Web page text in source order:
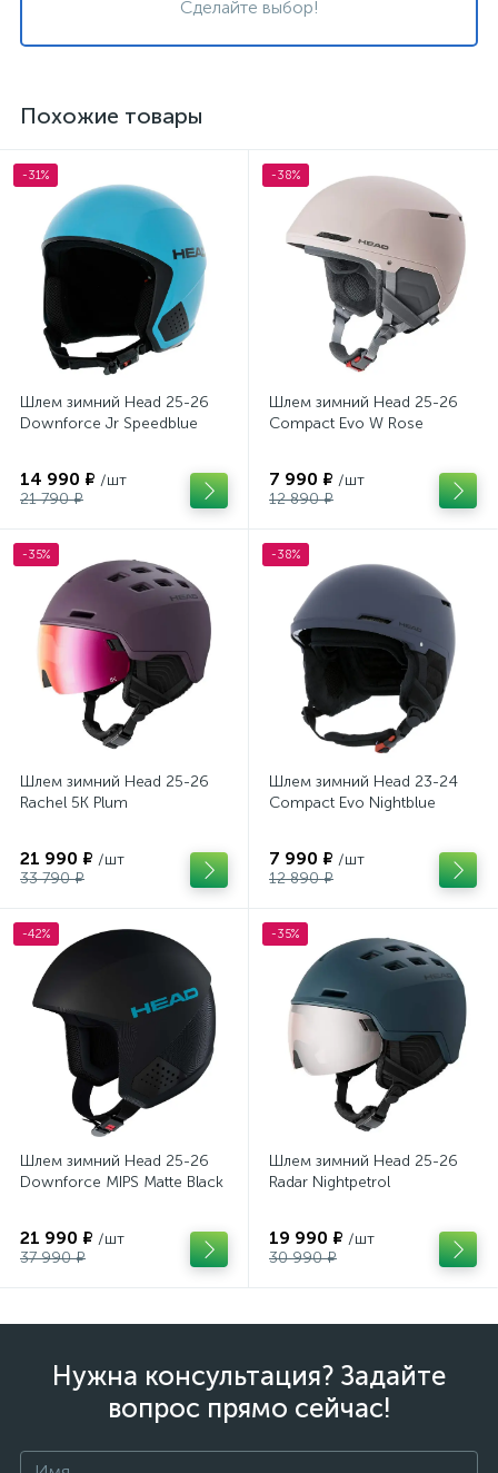
Сделайте выбор!
Похожие товары
-31%
Шлем зимний Head 25-26
Downforce Jr Speedblue
14 990 ₽ /шт
21 790 ₽
-38%
Шлем зимний Head 25-26
Compact Evo W Rose
7 990 ₽ /шт
12 890 ₽
-35%
Шлем зимний Head 25-26
Rachel 5K Plum
21 990 ₽ /шт
33 790 ₽
-38%
Шлем зимний Head 23-24
Compact Evo Nightblue
7 990 ₽ /шт
12 890 ₽
-42%
Шлем зимний Head 25-26
Downforce MIPS Matte Black
21 990 ₽ /шт
37 990 ₽
-35%
Шлем зимний Head 25-26
Radar Nightpetrol
19 990 ₽ /шт
30 990 ₽
Нужна консультация? Задайте
вопрос прямо сейчас!